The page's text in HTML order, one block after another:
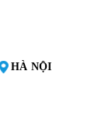
HÀ NỘI